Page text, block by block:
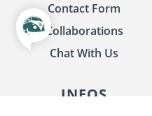
Contact Form
Collaborations
Chat With Us
INFOS